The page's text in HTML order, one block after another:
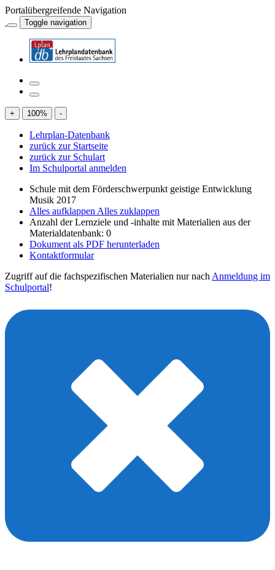
Portalübergreifende Navigation
Toggle navigation
+ 100% -
Lehrplan-Datenbank
zurück zur Startseite
zurück zur Schulart
Im Schulportal anmelden
Schule mit dem Förderschwerpunkt geistige Entwicklung
Musik 2017
Alles aufklappen Alles zuklappen
Anzahl der Lernziele und -inhalte mit Materialien aus der
Materialdatenbank: 0
Dokument als PDF herunterladen
Kontaktformular
Zugriff auf die fachspezifischen Materialien nur nach Anmeldung im
Schulportal!